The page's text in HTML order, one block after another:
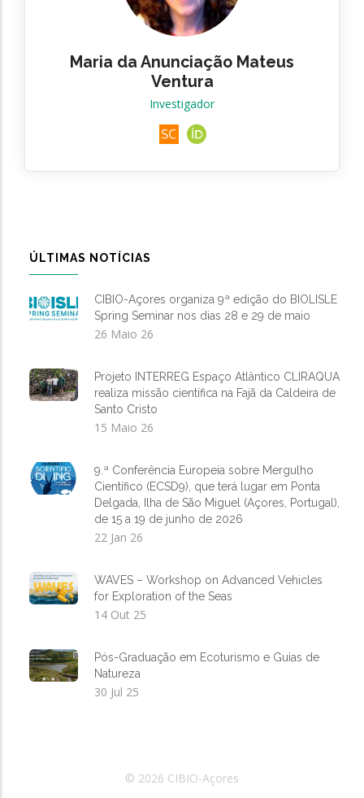
Maria da Anunciação Mateus
Ventura
Investigador
ÚLTIMAS NOTÍCIAS
CIBIO-Açores organiza 9ª edição do BIOLISLE
Spring Seminar nos dias 28 e 29 de maio
26 Maio 26
Projeto INTERREG Espaço Atlântico CLIRAQUA
realiza missão científica na Fajã da Caldeira de
Santo Cristo
15 Maio 26
9.ª Conferência Europeia sobre Mergulho
Científico (ECSD9), que terá lugar em Ponta
Delgada, Ilha de São Miguel (Açores, Portugal),
de 15 a 19 de junho de 2026
22 Jan 26
WAVES – Workshop on Advanced Vehicles
for Exploration of the Seas
14 Out 25
Pós-Graduação em Ecoturismo e Guias de
Natureza
30 Jul 25
© 2026 CIBIO-Açores